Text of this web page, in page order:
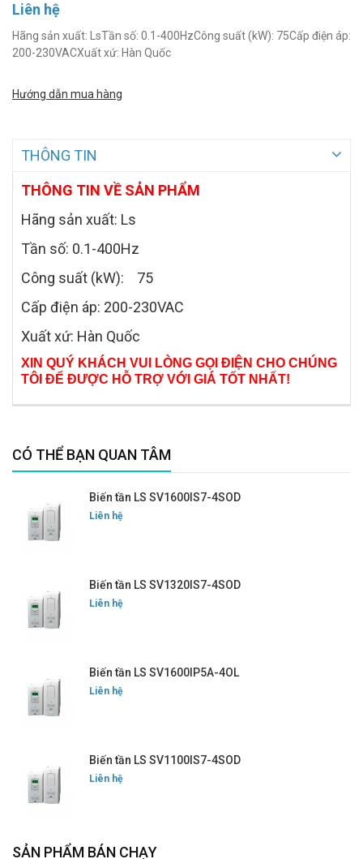
Liên hệ
Hãng sản xuất: LsTần số: 0.1-400HzCông suất (kW): 75Cấp điện áp:
200-230VACXuất xứ: Hàn Quốc
Hướng dẫn mua hàng
THÔNG TIN
THÔNG TIN VỀ SẢN PHẨM
Hãng sản xuất: Ls
Tần số: 0.1-400Hz
Công suất (kW): 75
Cấp điện áp: 200-230VAC
Xuất xứ: Hàn Quốc
XIN QUÝ KHÁCH VUI LÒNG GỌI ĐIỆN CHO CHÚNG
TÔI ĐỂ ĐƯỢC HỖ TRỢ VỚI GIÁ TỐT NHẤT!
CÓ THỂ BẠN QUAN TÂM
Biến tần LS SV1600IS7-4SOD
Liên hệ
Biến tần LS SV1320IS7-4SOD
Liên hệ
Biến tần LS SV1600IP5A-4OL
Liên hệ
Biến tần LS SV1100IS7-4SOD
Liên hệ
SẢN PHẨM BÁN CHẠY